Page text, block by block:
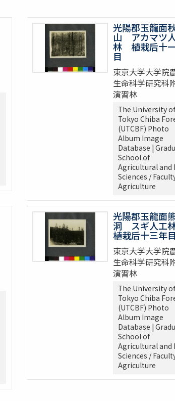
光陽郡玉龍面
山 アカマツ
林 植栽后十
目
東京大学大学院
生命科学研究科
演習林
The University of
Tokyo Chiba
(UTCBF) Photo
Album Image
Database |
School of
Agricultural and
Sciences /
Agriculture
光陽郡玉龍面
洞 スギ人工
植栽后十三年目
東京大学大学院
生命科学研究科
演習林
The University of
Tokyo Chiba
(UTCBF) Photo
Album Image
Database |
School of
Agricultural and
Sciences /
Agriculture